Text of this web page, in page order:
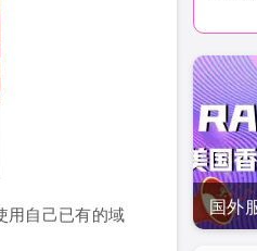
自己已有的域
国外